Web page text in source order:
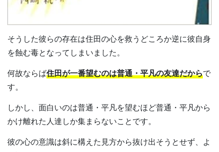
そうした彼らの存在は住田の心を救うどころか逆に彼自身
を蝕む毒となってしまいました。
何故ならば住田が一番望むのは普通・平凡の友達だからで
す。
しかし、面白いのは普通・平凡を望むほど普通・平凡から
かけ離れた人達しか集まらないことです。
彼の心の意識は斜に構えた見方から抜け出そうとせず、よ